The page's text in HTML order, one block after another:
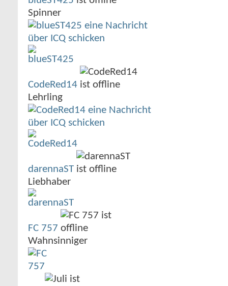
Spinner
CodeRed14
Lehrling
darennaST
Liebhaber
FC 757
Wahnsinniger